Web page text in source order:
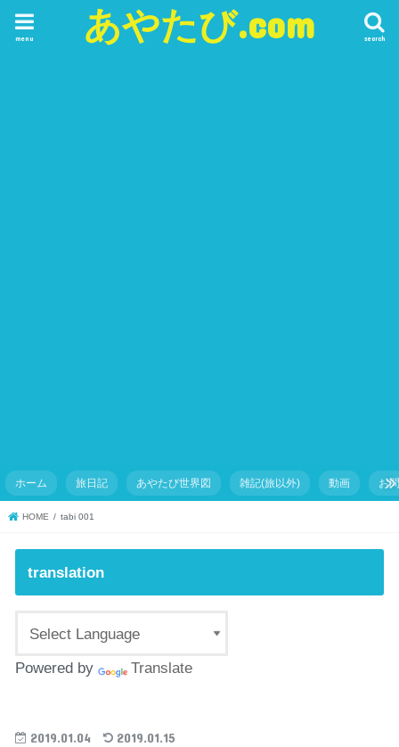
あやたび.com search
menu
ホーム 旅日記 あやたび世界図 雑記(旅以外) 動画 お
HOME tabi 001
translation
Powered by Translate
2019.01.04 2019.01.15